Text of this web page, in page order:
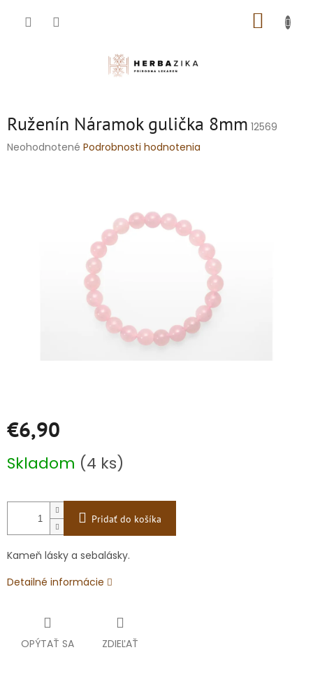
Ruženín Náramok gulička 8mm 12569
Priemerné
Neohodnotené Podrobnosti hodnotenia
€6,90
cena:
Skladom (4 ks)
Pridať do košíka
Kameň lásky a sebalásky.
Detailné informácie
OPÝTAŤ SA ZDIEĽAŤ